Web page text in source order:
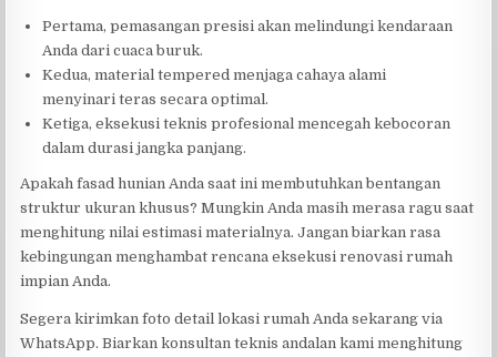
Pertama, pemasangan presisi akan melindungi kendaraan
Anda dari cuaca buruk.
Kedua, material tempered menjaga cahaya alami
menyinari teras secara optimal.
Ketiga, eksekusi teknis profesional mencegah kebocoran
dalam durasi jangka panjang.
Apakah fasad hunian Anda saat ini membutuhkan bentangan
struktur ukuran khusus? Mungkin Anda masih merasa ragu saat
menghitung nilai estimasi materialnya. Jangan biarkan rasa
kebingungan menghambat rencana eksekusi renovasi rumah
impian Anda.
Segera kirimkan foto detail lokasi rumah Anda sekarang via
WhatsApp. Biarkan konsultan teknis andalan kami menghitung